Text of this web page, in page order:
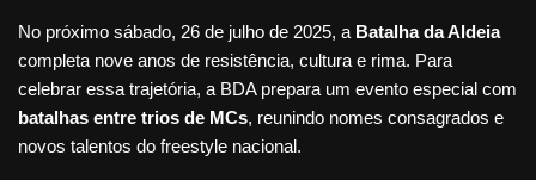
No próximo sábado, 26 de julho de 2025, a Batalha da Aldeia
completa nove anos de resistência, cultura e rima. Para
celebrar essa trajetória, a BDA prepara um evento especial com
batalhas entre trios de MCs, reunindo nomes consagrados e
novos talentos do freestyle nacional.